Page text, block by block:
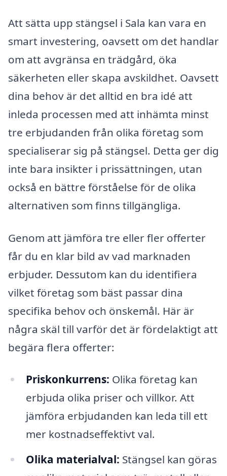
Att sätta upp stängsel i Sala kan vara en
smart investering, oavsett om det handlar
om att avgränsa en trädgård, öka
säkerheten eller skapa avskildhet. Oavsett
dina behov är det alltid en bra idé att
inleda processen med att inhämta minst
tre erbjudanden från olika företag som
specialiserar sig på stängsel. Detta ger dig
inte bara insikter i prissättningen, utan
också en bättre förståelse för de olika
alternativen som finns tillgängliga.
Genom att jämföra tre eller fler offerter
får du en klar bild av vad marknaden
erbjuder. Dessutom kan du identifiera
vilket företag som bäst passar dina
specifika behov och önskemål. Här är
några skäl till varför det är fördelaktigt att
begära flera offerter:
Priskonkurrens: Olika företag kan
erbjuda olika priser och villkor. Att
jämföra erbjudanden kan leda till ett
mer kostnadseffektivt val.
Olika materialval: Stängsel kan göras